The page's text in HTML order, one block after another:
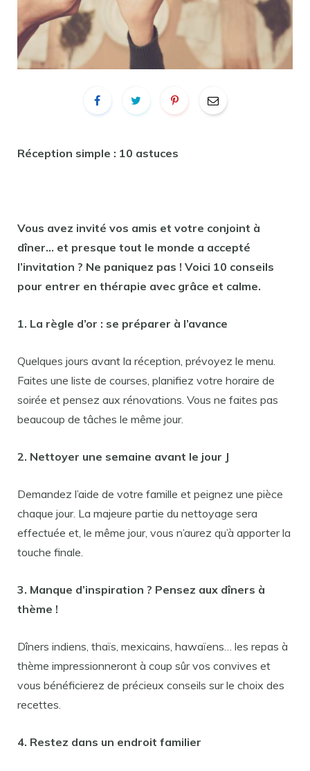
Réception simple : 10 astuces
Vous avez invité vos amis et votre conjoint à
dîner… et presque tout le monde a accepté
l’invitation ? Ne paniquez pas ! Voici 10 conseils
pour entrer en thérapie avec grâce et calme.
1. La règle d’or : se préparer à l’avance
Quelques jours avant la réception, prévoyez le menu.
Faites une liste de courses, planifiez votre horaire de
soirée et pensez aux rénovations. Vous ne faites pas
beaucoup de tâches le même jour.
2. Nettoyer une semaine avant le jour J
Demandez l’aide de votre famille et peignez une pièce
chaque jour. La majeure partie du nettoyage sera
effectuée et, le même jour, vous n’aurez qu’à apporter la
touche finale.
3. Manque d’inspiration ? Pensez aux dîners à
thème !
Dîners indiens, thaïs, mexicains, hawaïens… les repas à
thème impressionneront à coup sûr vos convives et
vous bénéficierez de précieux conseils sur le choix des
recettes.
4. Restez dans un endroit familier